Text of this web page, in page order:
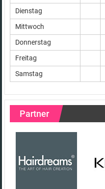
Dienstag
Mittwoch
Donnerstag
Freitag
Samstag
Partner